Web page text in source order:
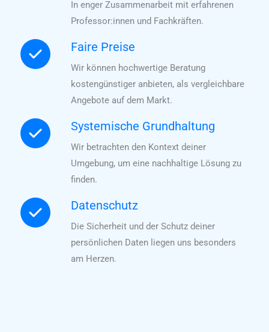
In enger Zusammenarbeit mit erfahrenen
Professor:innen und Fachkräften.
Faire Preise
Wir können hochwertige Beratung
kostengünstiger anbieten, als vergleichbare
Angebote auf dem Markt.
Systemische Grundhaltung
Wir betrachten den Kontext deiner
Umgebung, um eine nachhaltige Lösung zu
finden.
Datenschutz
Die Sicherheit und der Schutz deiner
persönlichen Daten liegen uns besonders
am Herzen.